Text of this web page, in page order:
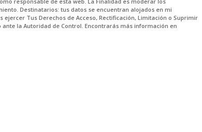
Destinatarios: tus datos se encuentran alojados en mi
Tus Derechos de Acceso, Rectificación, Limitación o Suprimir
la Autoridad de Control. Encontrarás más información en